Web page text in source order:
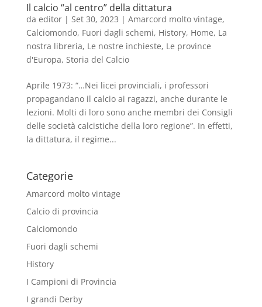
Il calcio “al centro” della dittatura
da editor| Set 30, 2023 | Amarcord molto vintage,
Calciomondo, Fuori dagli schemi, History, Home, La
nostra libreria, Le nostre inchieste, Le province
d'Europa, Storia del Calcio
Aprile 1973: “…Nei licei provinciali, i professori
propagandano il calcio ai ragazzi, anche durante le
lezioni. Molti di loro sono anche membri dei Consigli
delle società calcistiche della loro regione”. In effetti,
la dittatura, il regime...
Categorie
Amarcord molto vintage
Calcio di provincia
Calciomondo
Fuori dagli schemi
History
I Campioni di Provincia
I grandi Derby